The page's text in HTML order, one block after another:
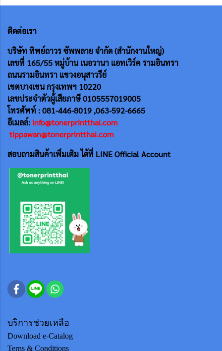
ติดต่อเรา
บริษัท ทิพย์ถาวร ซัพพลาย จำกัด (สำนักงานใหญ่)
เลขที่ 165/55หมู่บ้าน เนอวานา แอทเวิร์ค รามอินทรา
ถนนรามอินทรา แขวงอนุสาวรีย์
เขตบางเขน กรุงเทพฯ 10220
เลขประจำตัวผู้เสียภาษี 0105557019005
โทรศัพท์ : 081-446-8019 ,063-592-6665
อีเมลล์: info@tonerprintthai.com
tippawan@tonerprintthai.com
สอบถามสินค้าเพิ่มเติม ได้ที่ LINE Official Account
บริการช่วยเหลือ
Download e-Catalog
Terns & Conditions